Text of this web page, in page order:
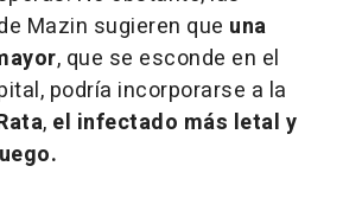
Mazin sugieren que una
, que se esconde en el
podría incorporarse a la
, el infectado más letal y